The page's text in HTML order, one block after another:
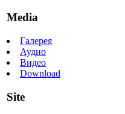
Media
Галерея
Аудио
Видео
Download
Site